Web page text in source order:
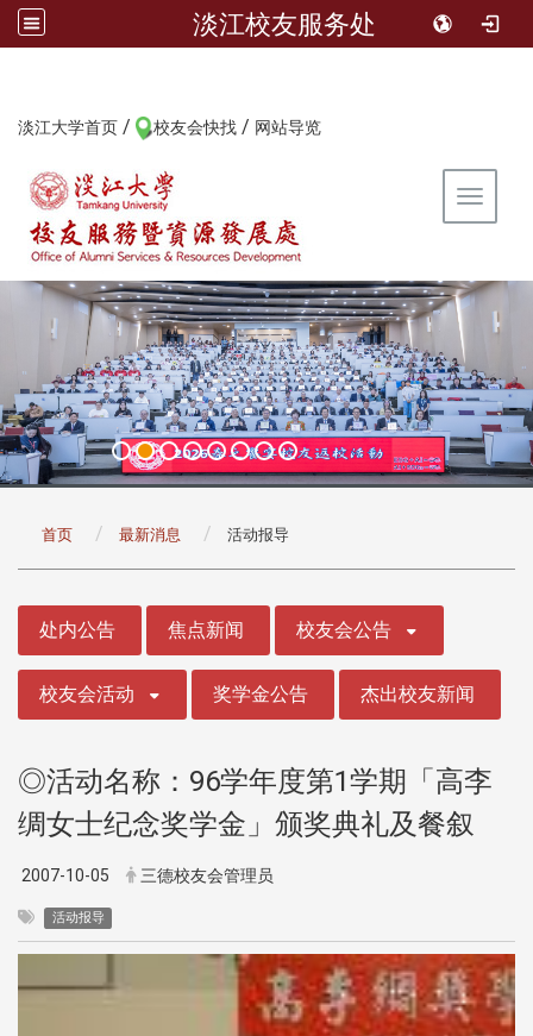
淡江校友服务处
淡江大学首页 / 校友会快找 / 网站导览
Toggle
首页 最新消息 活动报导
处内公告 焦点新闻 校友会公告
校友会活动 奖学金公告 杰出校友新闻
◎活动名称：96学年度第1学期「高李
绸女士纪念奖学金」颁奖典礼及餐叙
2007-10-05 三德校友会管理员
活动报导